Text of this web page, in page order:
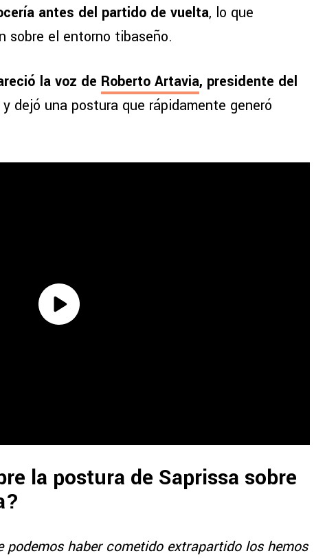
antes del partido de vuelta, lo que
sobre el entorno tibaseño.
la voz de Roberto Artavia, presidente del
y dejó una postura que rápidamente generó
la postura de Saprissa sobre
podemos haber cometido extrapartido los hemos